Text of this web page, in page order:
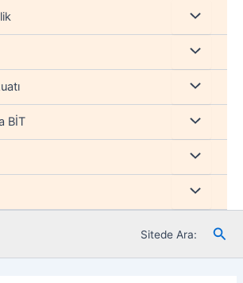
Menu
düğmesi
Menu
düğmesi
Menu
düğmesi
BİT Menu
düğmesi
Menu
düğmesi
Menu
düğmesi
Sitede Ara: